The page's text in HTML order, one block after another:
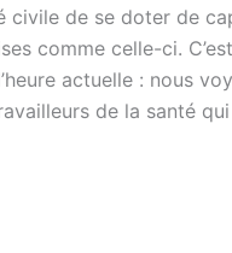
civile de se doter de
comme celle-ci. C’est
actuelle : nous
de la santé